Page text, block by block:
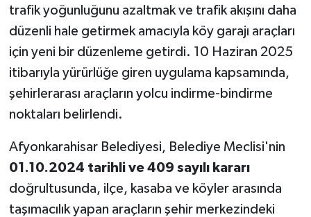
trafik yoğunluğunu azaltmak ve trafik akışını daha
düzenli hale getirmek amacıyla köy garajı araçları
için yeni bir düzenleme getirdi. 10 Haziran 2025
itibarıyla yürürlüğe giren uygulama kapsamında,
şehirlerarası araçların yolcu indirme-bindirme
noktaları belirlendi.
Afyonkarahisar Belediyesi, Belediye Meclisi'nin
01.10.2024 tarihli ve 409 sayılı kararı
doğrultusunda, ilçe, kasaba ve köyler arasında
taşımacılık yapan araçların şehir merkezindeki